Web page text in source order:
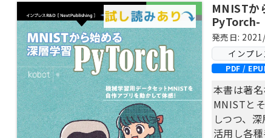
※この商品
ており、タ
レイを備
ます。また
索、辞書の
できませ
購入前に
お試しく
次にGCP
アラート
AutoML
方を解説
Language
近代日本
『走れメ
MNISTか
PyTorch-
発売日:
インプ
PDF /
本書は著
MNISTと
しつつ、
活用し各